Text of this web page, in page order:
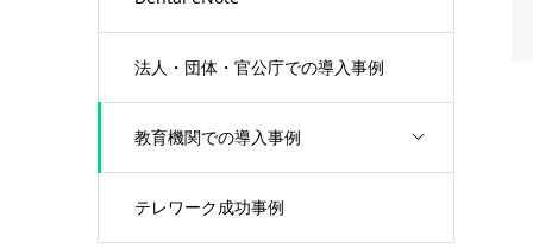
法人・団体・官公庁での導入事例
教育機関での導入事例
テレワーク成功事例